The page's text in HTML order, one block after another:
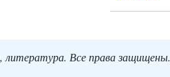
литература. Все права защищены.